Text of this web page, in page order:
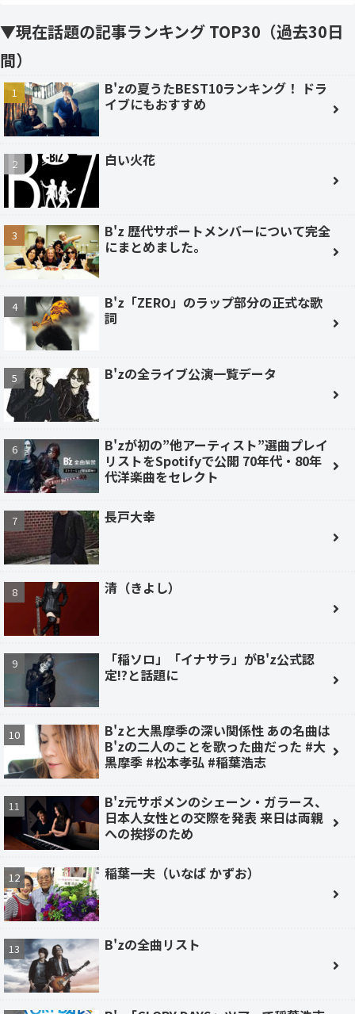
▼現在話題の記事ランキング TOP30（過去30日
間）
B'zの夏うたBEST10ランキング！ ドラ
イブにもおすすめ
白い火花
B'z 歴代サポートメンバーについて完全
にまとめました。
B'z「ZERO」のラップ部分の正式な歌
詞
B'zの全ライブ公演一覧データ
B'zが初の”他アーティスト”選曲プレイ
リストをSpotifyで公開 70年代・80年
代洋楽曲をセレクト
長戸大幸
清（きよし）
「稲ソロ」「イナサラ」がB'z公式認
定!?と話題に
B'zと大黒摩季の深い関係性 あの名曲は
B'zの二人のことを歌った曲だった #大
黒摩季 #松本孝弘 #稲葉浩志
B'z元サポメンのシェーン・ガラース、
日本人女性との交際を発表 来日は両親
への挨拶のため
稲葉一夫（いなば かずお）
B'zの全曲リスト